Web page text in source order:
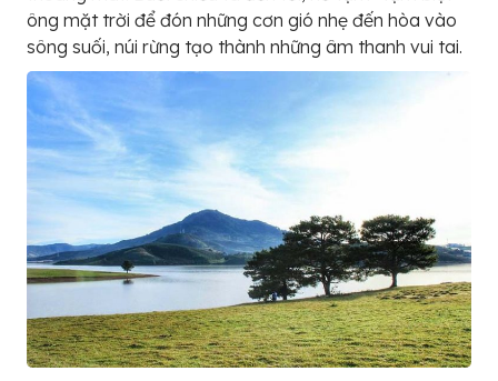
ông mặt trời để đón những cơn gió nhẹ đến hòa vào
sông suối, núi rừng tạo thành những âm thanh vui tai.